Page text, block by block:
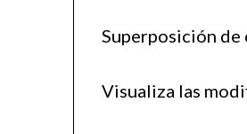
Superposición de
Visualiza las